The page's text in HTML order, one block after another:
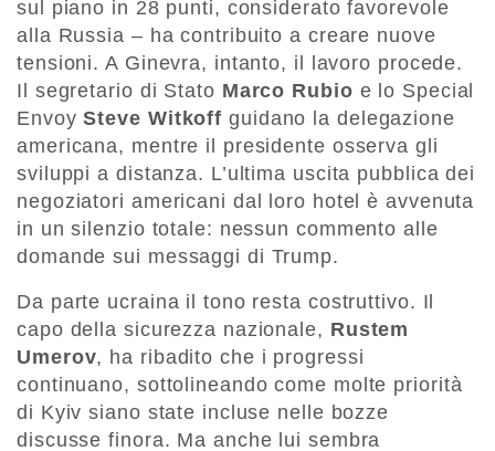
sul piano in 28 punti, considerato favorevole
alla Russia – ha contribuito a creare nuove
tensioni. A Ginevra, intanto, il lavoro procede.
Il segretario di Stato Marco Rubio e lo Special
EnvoySteve Witkoff guidano la delegazione
americana, mentre il presidente osserva gli
sviluppi a distanza. L’ultima uscita pubblica dei
negoziatori americani dal loro hotel è avvenuta
in un silenzio totale: nessun commento alle
domande sui messaggi di Trump.
Da parte ucraina il tono resta costruttivo. Il
capo della sicurezza nazionale, Rustem
Umerov, ha ribadito che i progressi
continuano, sottolineando come molte priorità
di Kyiv siano state incluse nelle bozze
discusse finora. Ma anche lui sembra